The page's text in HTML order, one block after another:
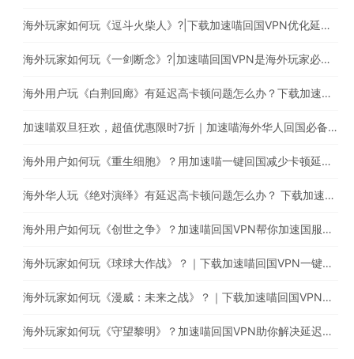
海外玩家如何玩《逗斗火柴人》?|下载加速喵回国VPN优化延迟高卡顿问题
海外玩家如何玩《一剑断念》?|加速喵回国VPN是海外玩家必备的回国加速器
海外用户玩《白荆回廊》有延迟高卡顿问题怎么办？下载加速喵稳定加速国服游戏
加速喵双旦狂欢，超值优惠限时7折｜加速喵海外华人回国必备加速器，一键穿梭回国
海外用户如何玩《重生细胞》？用加速喵一键回国减少卡顿延迟等问题
海外华人玩《绝对演绎》有延迟高卡顿问题怎么办？ 下载加速喵回国VPN提升游戏体验
海外用户如何玩《创世之争》？加速喵回国VPN帮你加速国服游戏
海外玩家如何玩《球球大作战》？｜下载加速喵回国VPN一键加速回国提高游戏体验
海外玩家如何玩《漫威：未来之战》？｜下载加速喵回国VPN减少卡顿延迟问题
海外玩家如何玩《守望黎明》？加速喵回国VPN助你解决延迟高卡顿问题